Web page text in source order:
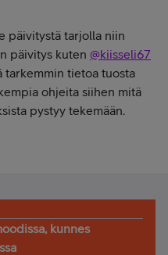
päivitystä tarjolla niin
päivitys kuten @kiisseli67
tarkemmin tietoa tuosta
ohjeita siihen mitä
pystyy tekemään.
kunnes